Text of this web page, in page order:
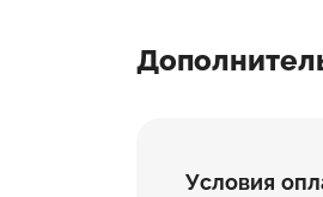
Условия